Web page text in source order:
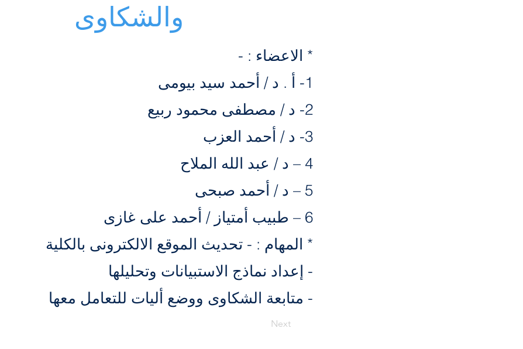
والشكاوى
* الاعضاء : -
1- أ . د / أحمد سيد بيومى
2- د / مصطفى محمود ربيع
3- د / أحمد العزب
4 – د / عبد الله الملاح
5 – د / أحمد صبحى
6 – طبيب أمتياز / أحمد على غازى
* المهام : - تحديث الموقع الالكترونى بالكلية
- إعداد نماذج الاستبيانات وتحليلها
- متابعة الشكاوى ووضع أليات للتعامل معها
Next